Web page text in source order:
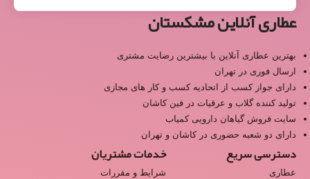
عطاری آنلاین مشکستان
بهترین عطاری آنلاین با بیشترین رضایت مشتری
ارسال فوری در تهران
دارای جواز کسب از اتحادیه کسب و کار های مجازی
تولید کننده گلاب و عرقیات در فین کاشان
سایت فروش گیاهان دارویی کمیاب
دارای دو شعبه حضوری در کاشان و تهران
دسترسی سریع
عطاری
خدمات مشتریان
شرایط و مقررات